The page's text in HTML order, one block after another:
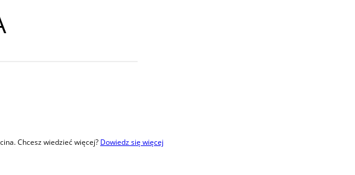
Chcesz wiedzieć więcej? Dowiedz się więcej